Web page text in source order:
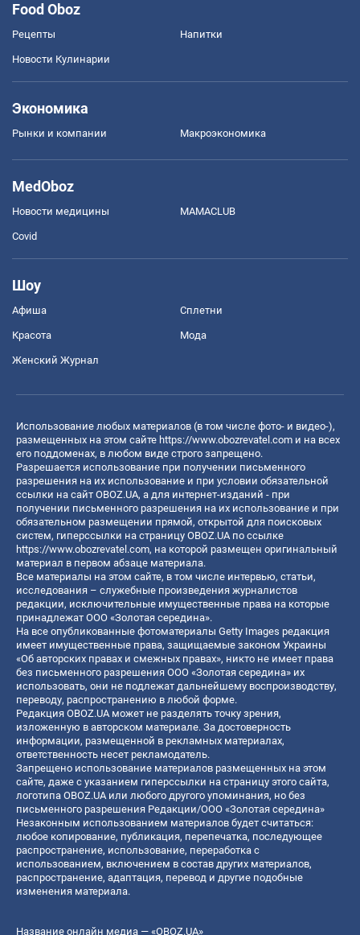
Food Oboz
Рецепты Напитки
Новости Кулинарии
Экономика
Рынки и компании Mакроэкономика
MedOboz
Новости медицины MAMACLUB
Covid
Шоу
Афиша Сплетни
Красота Мода
Женский Журнал
Использование любых материалов (в том числе фото- и видео-),
размещенных на этом сайте https://www.obozrevatel.com и на всех
его поддоменах, в любом виде строго запрещено.
Разрешается использование при получении письменного
разрешения на их использование и при условии обязательной
ссылки на сайт OBOZ.UA, а для интернет-изданий - при
получении письменного разрешения на их использование и при
обязательном размещении прямой, открытой для поисковых
систем, гиперссылки на страницу OBOZ.UA по ссылке
https://www.obozrevatel.com, на которой размещен оригинальный
материал в первом абзаце материала.
Все материалы на этом сайте, в том числе интервью, статьи,
исследования – служебные произведения журналистов
редакции, исключительные имущественные права на которые
принадлежат ООО «Золотая середина».
На все опубликованные фотоматериалы Getty Images редакция
имеет имущественные права, защищаемые законом Украины
«Об авторских правах и смежных правах», никто не имеет права
без письменного разрешения ООО «Золотая середина» их
использовать, они не подлежат дальнейшему воспроизводству,
переводу, распространению в любой форме.
Редакция OBOZ.UA может не разделять точку зрения,
изложенную в авторском материале. За достоверность
информации, размещенной в рекламных материалах,
ответственность несет рекламодатель.
Запрещено использование материалов размещенных на этом
сайте, даже с указанием гиперссылки на страницу этого сайта,
логотипа OBOZ.UA или любого другого упоминания, но без
письменного разрешения Редакции/ООО «Золотая середина»
Незаконным использованием материалов будет считаться:
любое копирование, публикация, перепечатка, последующее
распространение, использование, переработка с
использованием, включением в состав других материалов,
распространение, адаптация, перевод и другие подобные
изменения материала.
Название онлайн медиа — «OBOZ.UA»